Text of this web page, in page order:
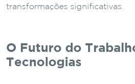
transformações significativas.
O Futuro do
Tecnologias